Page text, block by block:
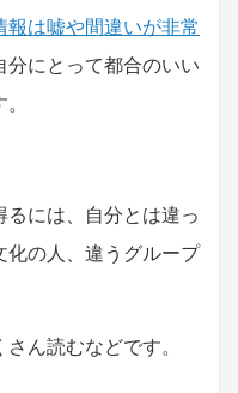
報は嘘や間違いが非常
分にとって都合のいい
には、自分とは違っ
化の人、違うグループ
ん読むなどです。